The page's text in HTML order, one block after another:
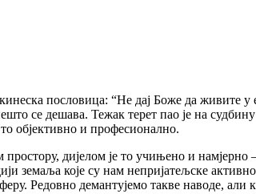
пословица: “Не дај Боже да живите у
се дешава. Тежак терет пао је на
објективно и професионално.
дијелом је то учињено и
земаља које су нам непријатељске
Редовно демантујемо такве наводе,